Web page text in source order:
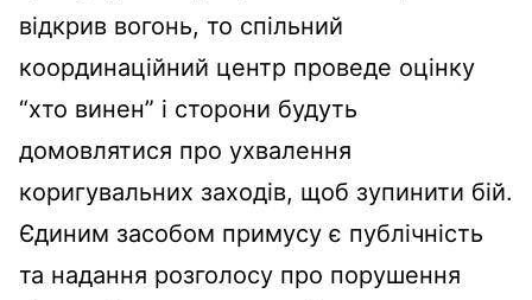
відкрив вогонь, то спільний
координаційний центр проведе оцінку
“хто винен” і сторони будуть
домовлятися про ухвалення
коригувальних заходів, щоб зупинити бій.
Єдиним засобом примусу є публічність
та надання розголосу про порушення